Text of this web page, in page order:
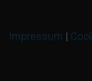
Impressum |